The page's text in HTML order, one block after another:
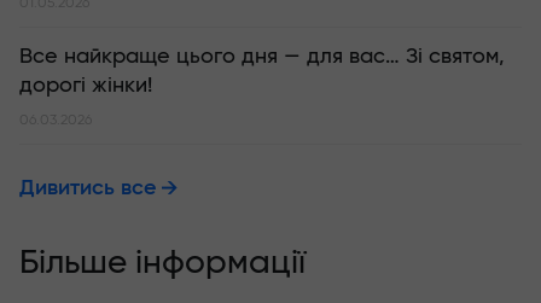
Все найкраще цього дня — для вас… Зі святом,
дорогі жінки!
06.03.2026
Дивитись все
Більше інформації